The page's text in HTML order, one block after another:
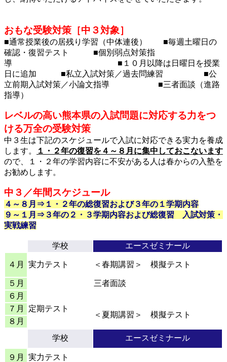
おもな受験対策［中３対象］
■通常授業後の居残り学習（中体連後） ■毎週土曜日の
確認・復習テスト ■個別弱点対策指
導 ■１０月以降は日曜日を授業
日に追加 ■私立入試対策／過去問練習 ■公
立前期入試対策／小論文指導 ■三者面談（進路
指導）
レベルの高い熊本県の入試問題に対応する力をつ
ける万全の受験対策
中３生は下記のスケジュールで入試に対応できる実力を養成
します。
１・２年の復習を４～８月に集中しておこないます
ので、１・２年の学習内容に不安がある人は春からの入塾を
お勧めします。
中３／年間スケジュール
４～８月 ⇒１・２年の総復習および３年の１学期内容
９～１月 ⇒３年の２・３学期内容および総復習 入試対策・
実戦練習
学校 エースゼミナール
４月 実力テスト ＜春期講習＞ 模擬テスト
５月
三者面談
６月
７月
定期テスト
＜夏期講習＞ 模擬テスト
８月
学校
エースゼミナール
９月
実力テスト